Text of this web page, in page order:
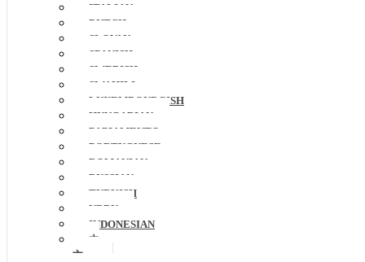
ITALIAN
DUTCH
SLOVAK
SPANISH
SWEDISH
SWAHILI
LUXEMBOURGISH
HUNGARIAN
PAPIAMENTO
PORTUGUESE
ROMANIAN
RUSSIAN
TURKISH
URDU
INDONESIAN
中
文